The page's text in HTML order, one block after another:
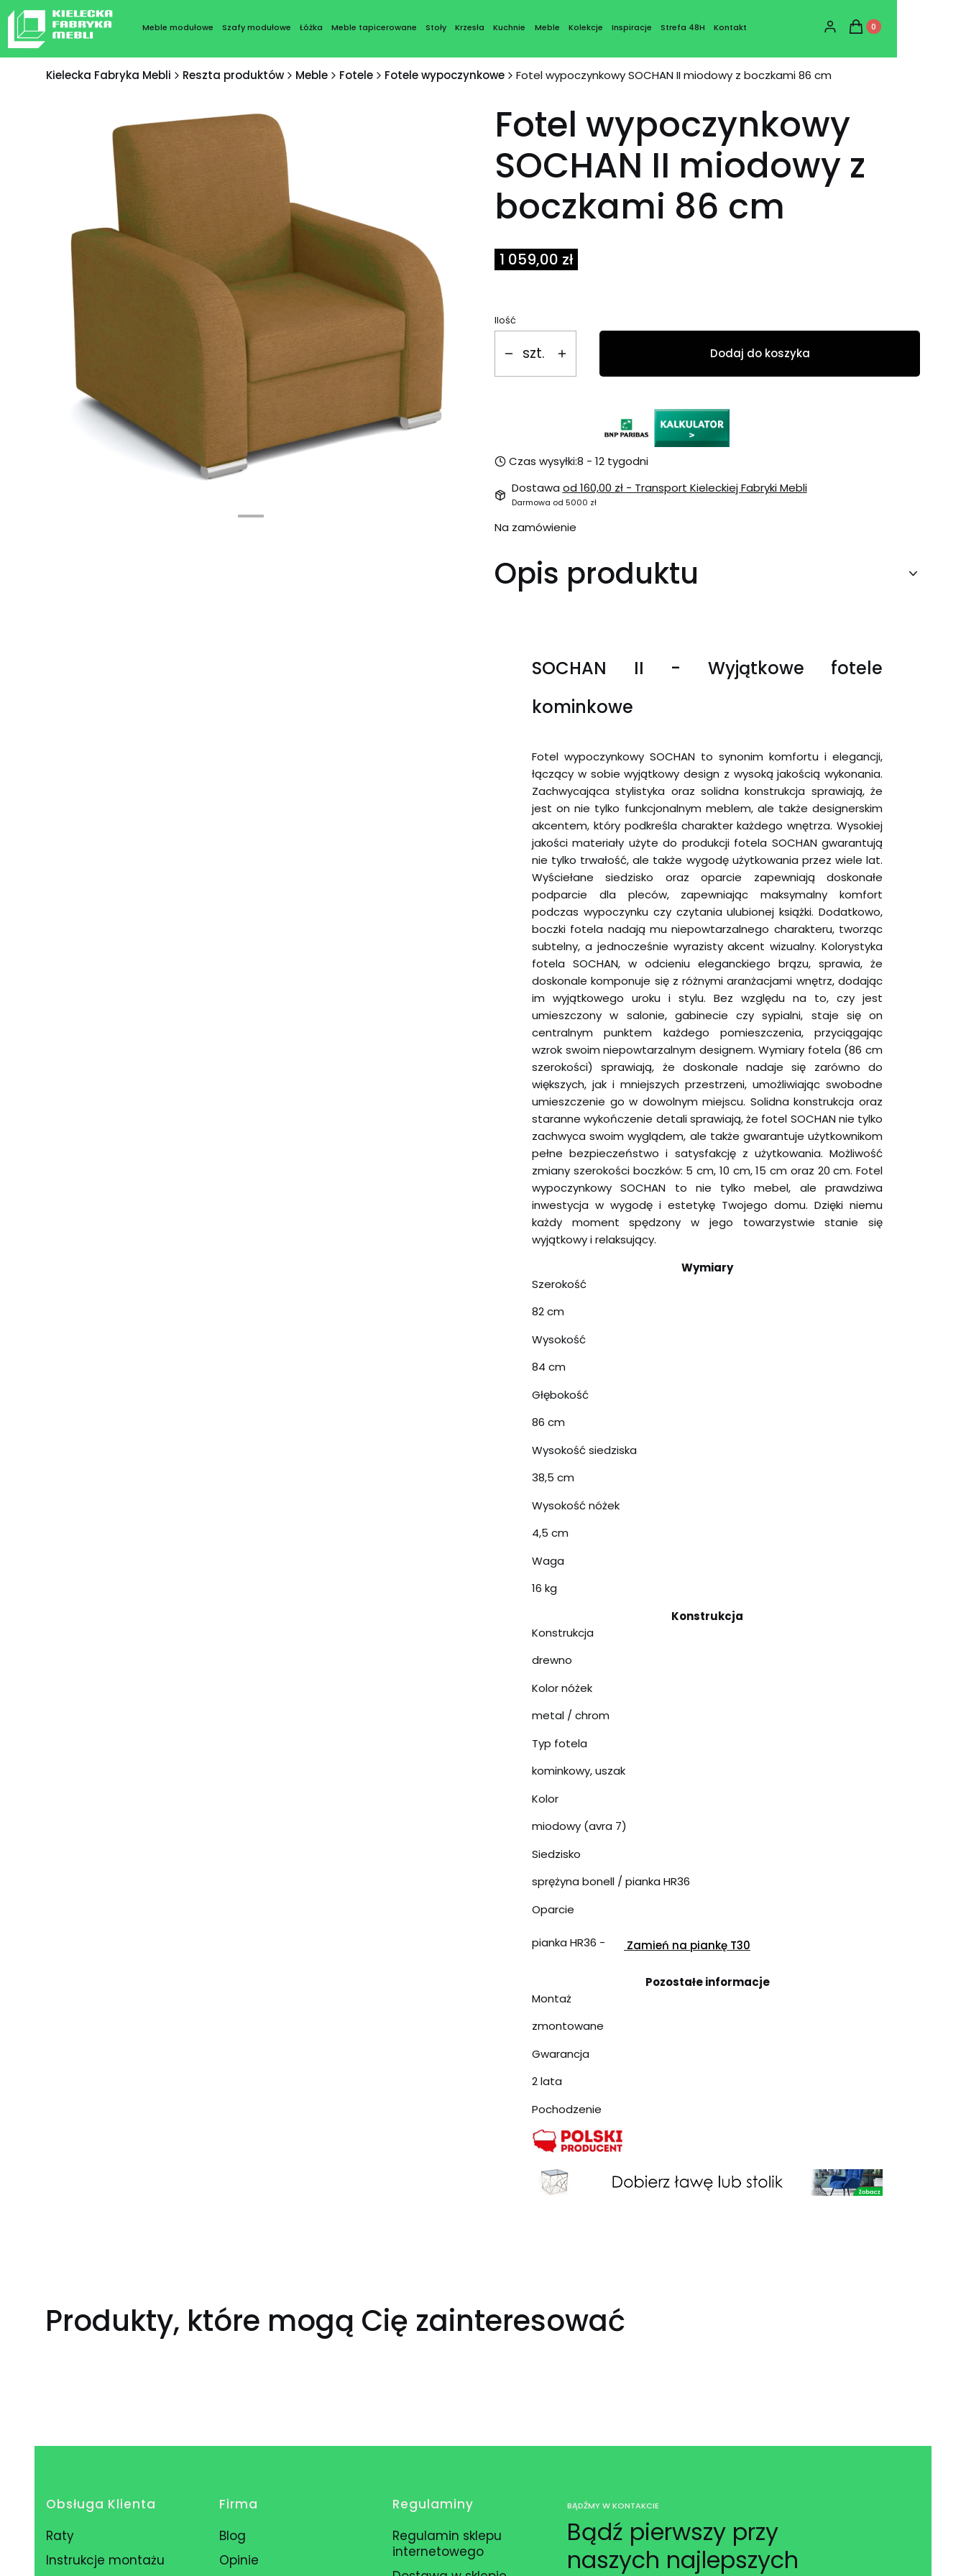
Meble modułowe Szafy modułowe Łóżka Meble tapicerowane Stoły Krzesła Kuchnie Meble Kolekcje Inspiracje Strefa 48H Kontakt Zaloguj się
Produkty w koszyku:
Koszyk
Kielecka Fabryka Mebli Reszta produktów Meble Fotele Fotele wypoczynkowe Fotel wypoczynkowy SOCHAN II miodowy z boczkami 86 cm
Fotel wypoczynkowy
SOCHAN II miodowy z
boczkami 86 cm
Cena
1 059,00 zł
Ilość
szt. Dodaj do koszyka
Czas wysyłki:8 - 12 tygodni
Dostawa od 160,00 zł - Transport Kieleckiej Fabryki Mebli
Darmowa od 5000 zł
Na zamówienie
Opis produktu
SOCHAN II - Wyjątkowe fotele
kominkowe
Fotel wypoczynkowy SOCHAN to synonim komfortu i elegancji,
łączący w sobie wyjątkowy design z wysoką jakością wykonania.
Zachwycająca stylistyka oraz solidna konstrukcja sprawiają, że
jest on nie tylko funkcjonalnym meblem, ale także designerskim
akcentem, który podkreśla charakter każdego wnętrza. Wysokiej
jakości materiały użyte do produkcji fotela SOCHAN gwarantują
nie tylko trwałość, ale także wygodę użytkowania przez wiele lat.
Wyściełane siedzisko oraz oparcie zapewniają doskonałe
podparcie dla pleców, zapewniając maksymalny komfort
podczas wypoczynku czy czytania ulubionej książki. Dodatkowo,
boczki fotela nadają mu niepowtarzalnego charakteru, tworząc
subtelny, a jednocześnie wyrazisty akcent wizualny. Kolorystyka
fotela SOCHAN, w odcieniu eleganckiego brązu, sprawia, że
doskonale komponuje się z różnymi aranżacjami wnętrz, dodając
im wyjątkowego uroku i stylu. Bez względu na to, czy jest
umieszczony w salonie, gabinecie czy sypialni, staje się on
centralnym punktem każdego pomieszczenia, przyciągając
wzrok swoim niepowtarzalnym designem. Wymiary fotela (86 cm
szerokości) sprawiają, że doskonale nadaje się zarówno do
większych, jak i mniejszych przestrzeni, umożliwiając swobodne
umieszczenie go w dowolnym miejscu. Solidna konstrukcja oraz
staranne wykończenie detali sprawiają, że fotel SOCHAN nie tylko
zachwyca swoim wyglądem, ale także gwarantuje użytkownikom
pełne bezpieczeństwo i satysfakcję z użytkowania. Możliwość
zmiany szerokości boczków: 5 cm, 10 cm, 15 cm oraz 20 cm. Fotel
wypoczynkowy SOCHAN to nie tylko mebel, ale prawdziwa
inwestycja w wygodę i estetykę Twojego domu. Dzięki niemu
każdy moment spędzony w jego towarzystwie stanie się
wyjątkowy i relaksujący.
Wymiary
Szerokość
82 cm
Wysokość
84 cm
Głębokość
86 cm
Wysokość siedziska
38,5 cm
Wysokość nóżek
4,5 cm
Waga
16 kg
Konstrukcja
Konstrukcja
drewno
Kolor nóżek
metal / chrom
Typ fotela
kominkowy, uszak
Kolor
miodowy (avra 7)
Siedzisko
sprężyna bonell / pianka HR36
Oparcie
pianka HR36 - Zamień na piankę T30
Pozostałe informacje
Montaż
zmontowane
Gwarancja
2 lata
Pochodzenie
Produkty, które mogą Cię zainteresować
Linki w stopce
Obsługa Klienta
Raty
Instrukcje montażu
Firma
Blog
Opinie
Regulaminy
Regulamin sklepu
internetowego
BĄDŹMY W KONTAKCIE
Bądź pierwszy przy
naszych najlepszych